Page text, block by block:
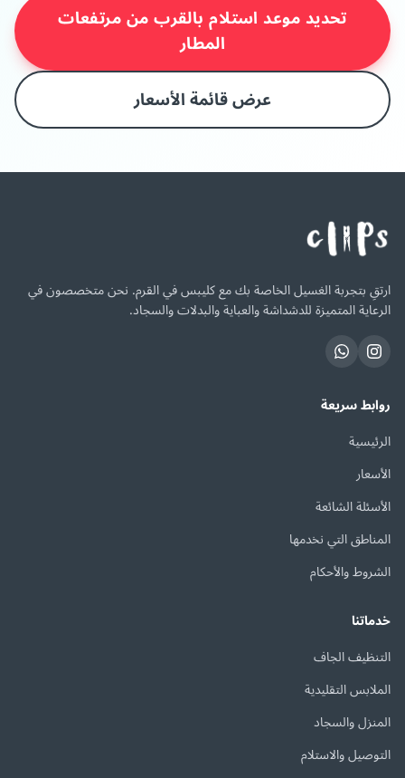
تحديد موعد استلام بالقرب من مرتفعات
المطار
عرض قائمة الأسعار
ارتقِ بتجربة الغسيل الخاصة بك مع كليبس في القرم. نحن متخصصون في
الرعاية المتميزة للدشداشة والعباية والبدلات والسجاد.
روابط سريعة
الرئيسية
الأسعار
الأسئلة الشائعة
المناطق التي نخدمها
الشروط والأحكام
خدماتنا
التنظيف الجاف
الملابس التقليدية
المنزل والسجاد
التوصيل والاستلام